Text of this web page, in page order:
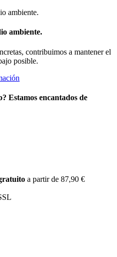
ambiente.
contribuimos a mantener el
posible.
Estamos encantados de
a partir de 87,90 €